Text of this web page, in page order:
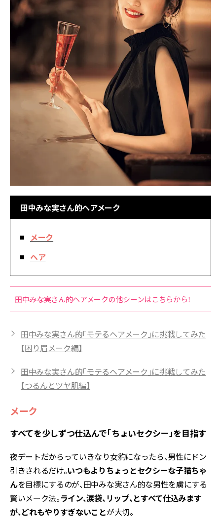
田中みな実さん的ヘアメーク
メーク
ヘア
田中みな実さん的ヘアメークの他シーンはこちらから！
田中みな実さん的「モテるヘアメーク」に挑戦してみた
【困り眉メーク編】
田中みな実さん的「モテるヘアメーク」に挑戦してみた
【つるんとツヤ肌編】
メーク
すべてを少しずつ仕込んで「ちょいセクシー」を目指す
夜デートだからっていきなり女豹になったら、男性にドン
引きされるだけ。いつもよりちょっとセクシーな子猫ちゃ
んを目標にするのが、田中みな実さん的な男性を虜にする
賢いメーク法。ライン、涙袋、リップ、とすべて仕込みます
が、どれもやりすぎないことが大切。